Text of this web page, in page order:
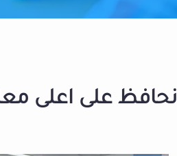
نحافظ على اعلى